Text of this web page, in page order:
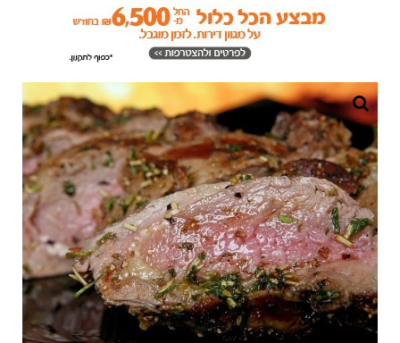
הזמנת גרילמן
לאיזה גרילמן כדאי להתקשר?